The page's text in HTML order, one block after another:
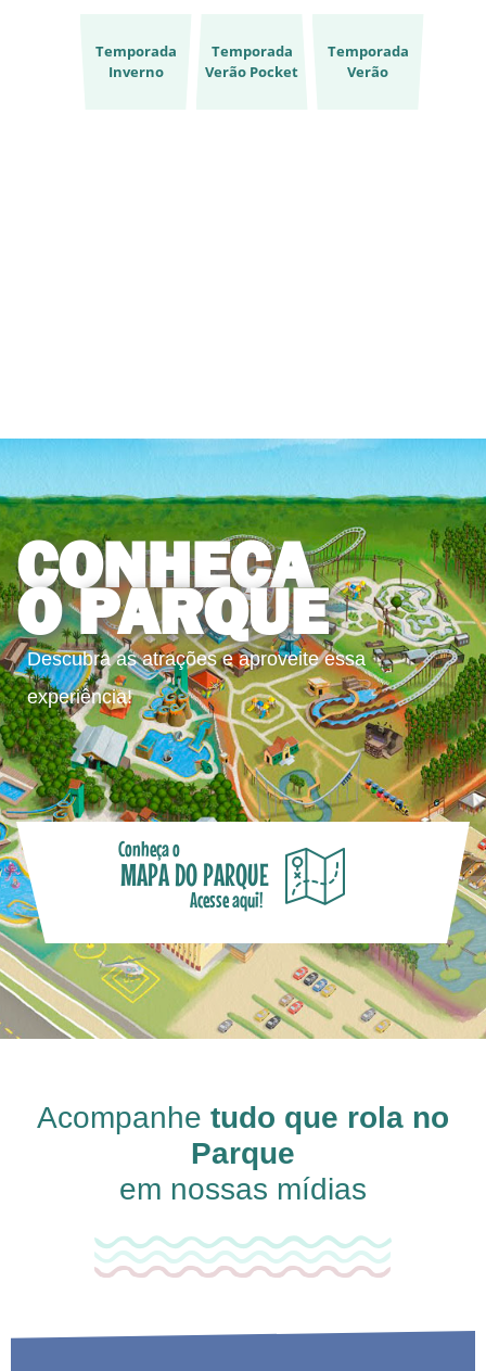
Temporada
Inverno
Temporada
Verão Pocket
Temporada
Verão
CONHEÇA
O PARQUE
Descubra as atrações e aproveite essa
experiência!
Conheça o
MAPA DO PARQUE
Acesse aqui!
Acompanhe tudo que rola no
Parque
em nossas mídias